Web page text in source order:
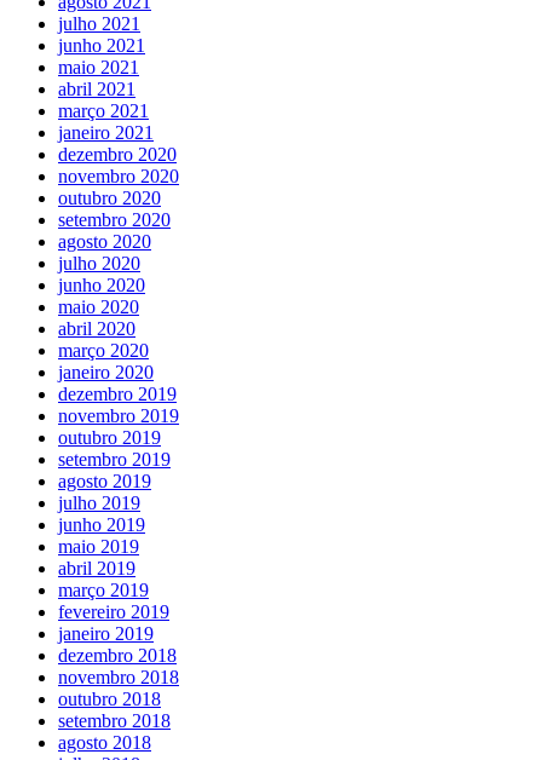
julho 2021
junho 2021
maio 2021
abril 2021
março 2021
janeiro 2021
dezembro 2020
novembro 2020
outubro 2020
setembro 2020
agosto 2020
julho 2020
junho 2020
maio 2020
abril 2020
março 2020
janeiro 2020
dezembro 2019
novembro 2019
outubro 2019
setembro 2019
agosto 2019
julho 2019
junho 2019
maio 2019
abril 2019
março 2019
fevereiro 2019
janeiro 2019
dezembro 2018
novembro 2018
outubro 2018
setembro 2018
agosto 2018